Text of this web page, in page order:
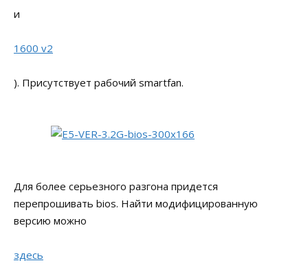
и
1600 v2
). Присутствует рабочий smartfan.
Для более серьезного разгона придется
перепрошивать bios. Найти модифицированную
версию можно
здесь